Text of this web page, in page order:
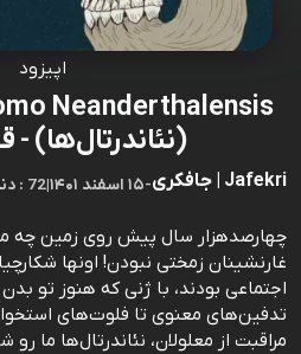
اپیزود
Neanderthalensis
(نئاندرتال‌ها) -
Jafekri | جافکری -۱۵ اسفند ۱۴۰۱ |72 : دنبال کننده
چهارصدهزار سال پیش روی زمین چه
غارنشینان زمختی نبودن! اونها
اجتماعی بودند، با ژنی که هنوز تو بدن
تدفین‌های معنوی تا فلوت‌های
مراقبت از معلولان، نئاندرتال‌ها ما رو